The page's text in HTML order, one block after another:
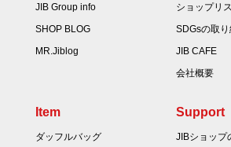
JIB Group info
SHOP BLOG
MR.Jiblog
ショップリ
SDGsの取
JIB CAFE
会社概要
Item
ダッフルバッグ
Support
JIBショップ